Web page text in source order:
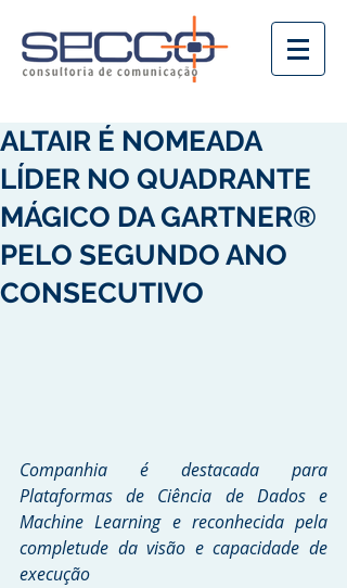
ALTAIR É NOMEADA
LÍDER NO QUADRANTE
MÁGICO DA GARTNER®
PELO SEGUNDO ANO
CONSECUTIVO
Companhia é destacada para
Plataformas de Ciência de Dados e
Machine Learning e reconhecida pela
completude da visão e capacidade de
execução